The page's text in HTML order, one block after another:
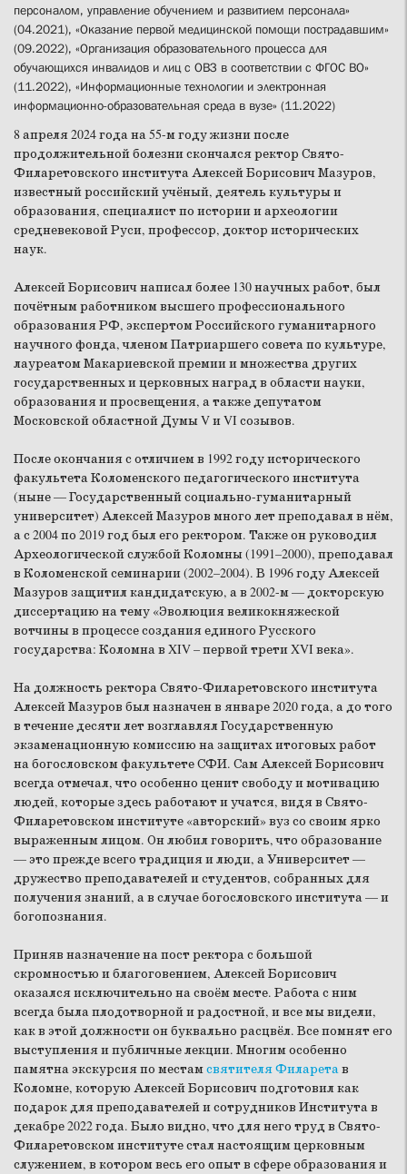
персоналом, управление обучением и развитием персонала»
(04.2021), «Оказание первой медицинской помощи пострадавшим»
(09.2022), «Организация образовательного процесса для
обучающихся инвалидов и лиц с ОВЗ в соответствии с ФГОС ВО»
(11.2022), «Информационные технологии и электронная
информационно-образовательная среда в вузе» (11.2022)
8 апреля 2024 года на 55-м году жизни после
продолжительной болезни скончался ректор Свято-
Филаретовского института Алексей Борисович Мазуров,
известный российский учёный, деятель культуры и
образования, специалист по истории и археологии
средневековой Руси, профессор, доктор исторических
наук.
Алексей Борисович написал более 130 научных работ, был
почётным работником высшего профессионального
образования РФ, экспертом Российского гуманитарного
научного фонда, членом Патриаршего совета по культуре,
лауреатом Макариевской премии и множества других
государственных и церковных наград в области науки,
образования и просвещения, а также депутатом
Московской областной Думы V и VI созывов.
После окончания с отличием в 1992 году исторического
факультета Коломенского педагогического института
(ныне — Государственный социально-гуманитарный
университет) Алексей Мазуров много лет преподавал в нём,
а с 2004 по 2019 год был его ректором. Также он руководил
Археологической службой Коломны (1991–2000), преподавал
в Коломенской семинарии (2002–2004). В 1996 году Алексей
Мазуров защитил кандидатскую, а в 2002-м — докторскую
диссертацию на тему «Эволюция великокняжеской
вотчины в процессе создания единого Русского
государства: Коломна в XIV – первой трети XVI века».
На должность ректора Свято-Филаретовского института
Алексей Мазуров был назначен в январе 2020 года, а до того
в течение десяти лет возглавлял Государственную
экзаменационную комиссию на защитах итоговых работ
на богословском факультете СФИ. Сам Алексей Борисович
всегда отмечал, что особенно ценит свободу и мотивацию
людей, которые здесь работают и учатся, видя в Свято-
Филаретовском институте «авторский» вуз со своим ярко
выраженным лицом. Он любил говорить, что образование
— это прежде всего традиция и люди, а Университет —
дружество преподавателей и студентов, собранных для
получения знаний, а в случае богословского института — и
богопознания.
Приняв назначение на пост ректора с большой
скромностью и благоговением, Алексей Борисович
оказался исключительно на своём месте. Работа с ним
всегда была плодотворной и радостной, и все мы видели,
как в этой должности он буквально расцвёл. Все помнят его
выступления и публичные лекции. Многим особенно
памятна экскурсия по местамсвятителя Филаретав
Коломне, которую Алексей Борисович подготовил как
подарок для преподавателей и сотрудников Института в
декабре 2022 года. Было видно, что для него труд в Свято-
Филаретовском институте стал настоящим церковным
служением, в котором весь его опыт в сфере образования и